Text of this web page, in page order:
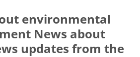
environmental
News about
updates from the